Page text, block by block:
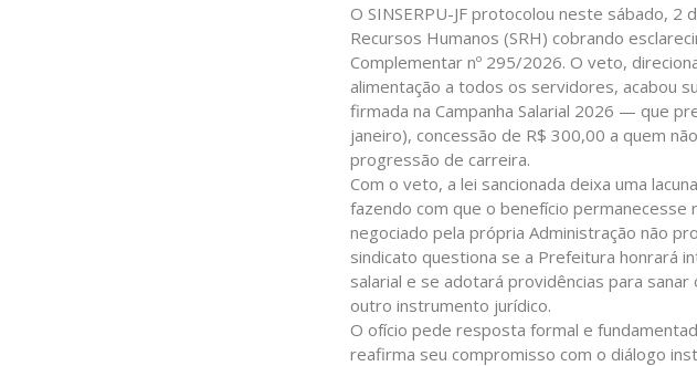
O SINSERPU-JF protocolou neste sábado,
Recursos Humanos (SRH) cobrando
Complementar nº 295/2026. O veto,
alimentação a todos os servidores, acabou
firmada na Campanha Salarial 2026 — que
janeiro), concessão de R$ 300,00 a quem
progressão de carreira.
Com o veto, a lei sancionada deixa uma
fazendo com que o benefício
negociado pela própria Administração não
sindicato questiona se a Prefeitura honrará
salarial e se adotará providências para
outro instrumento jurídico.
O ofício pede resposta formal e
reafirma seu compromisso com o diálogo